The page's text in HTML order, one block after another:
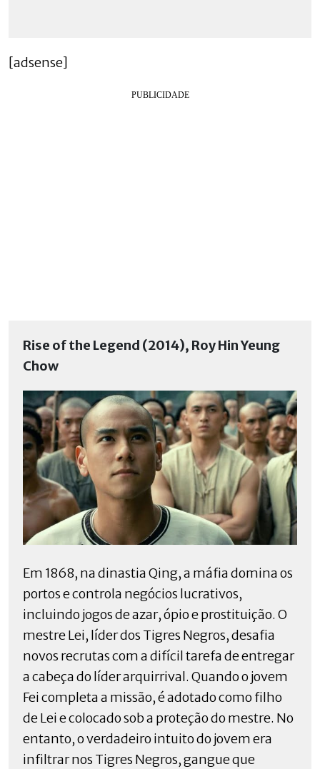
[adsense]
Rise of the Legend (2014), Roy Hin Yeung
Chow
Em 1868, na dinastia Qing, a máfia domina os
portos e controla negócios lucrativos,
incluindo jogos de azar, ópio e prostituição. O
mestre Lei, líder dos Tigres Negros, desafia
novos recrutas com a difícil tarefa de entregar
a cabeça do líder arquirrival. Quando o jovem
Fei completa a missão, é adotado como filho
de Lei e colocado sob a proteção do mestre. No
entanto, o verdadeiro intuito do jovem era
infiltrar nos Tigres Negros, gangue que